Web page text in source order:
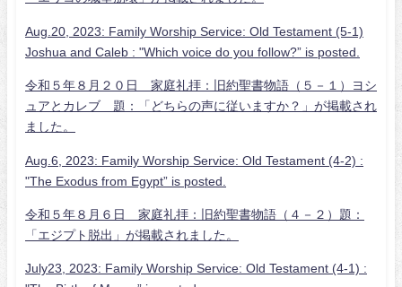
Aug.20, 2023: Family Worship Service: Old Testament (5-1)
Joshua and Caleb : "Which voice do you follow?” is posted.
令和５年８月２０日 家庭礼拝：旧約聖書物語（５－１）ヨシ
ュアとカレブ 題：「どちらの声に従いますか？」が掲載され
ました。
Aug.6, 2023: Family Worship Service: Old Testament (4-2) :
"The Exodus from Egypt” is posted.
令和５年８月６日 家庭礼拝：旧約聖書物語（４－２）題：
「エジプト脱出」が掲載されました。
July23, 2023: Family Worship Service: Old Testament (4-1) :